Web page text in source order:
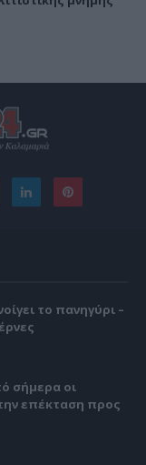
το πανηγύρι –
σήμερα οι
επέκταση προς